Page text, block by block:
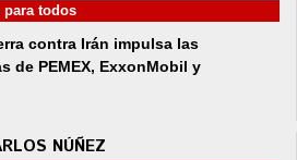
para todos
contra Irán impulsa las
de PEMEX, ExxonMobil y
NÚÑEZ